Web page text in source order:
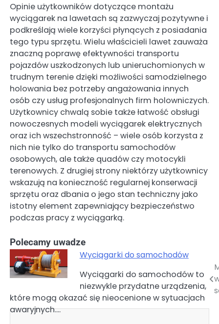
Opinie użytkowników dotyczące montażu
wyciągarek na lawetach są zazwyczaj pozytywne i
podkreślają wiele korzyści płynących z posiadania
tego typu sprzętu. Wielu właścicieli lawet zauważa
znaczną poprawę efektywności transportu
pojazdów uszkodzonych lub unieruchomionych w
trudnym terenie dzięki możliwości samodzielnego
holowania bez potrzeby angażowania innych
osób czy usług profesjonalnych firm holowniczych.
Użytkownicy chwalą sobie także łatwość obsługi
nowoczesnych modeli wyciągarek elektrycznych
oraz ich wszechstronność – wiele osób korzysta z
nich nie tylko do transportu samochodów
osobowych, ale także quadów czy motocykli
terenowych. Z drugiej strony niektórzy użytkownicy
wskazują na konieczność regularnej konserwacji
sprzętu oraz dbania o jego stan techniczny jako
istotny element zapewniający bezpieczeństwo
podczas pracy z wyciągarką.
Polecamy uwadze
Wyciągarki do samochodów
Wyciągarki do samochodów to
niezwykle przydatne urządzenia,
które mogą okazać się nieocenione w sytuacjach
awaryjnych.…
Nawigacja